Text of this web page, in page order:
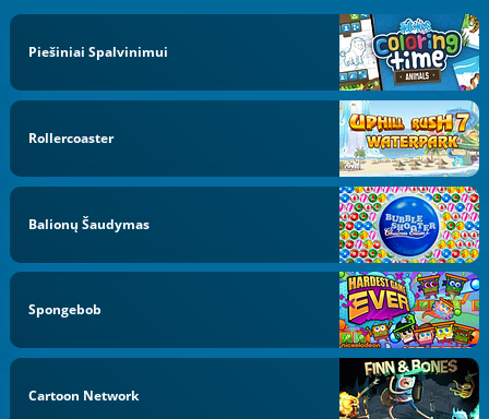
Piešiniai Spalvinimui
Rollercoaster
Balionų Šaudymas
Spongebob
Cartoon Network